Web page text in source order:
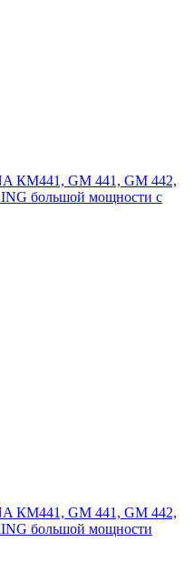
КМ441, GM 441, GM 442,
большой мощности с
КМ441, GM 441, GM 442,
большой мощности